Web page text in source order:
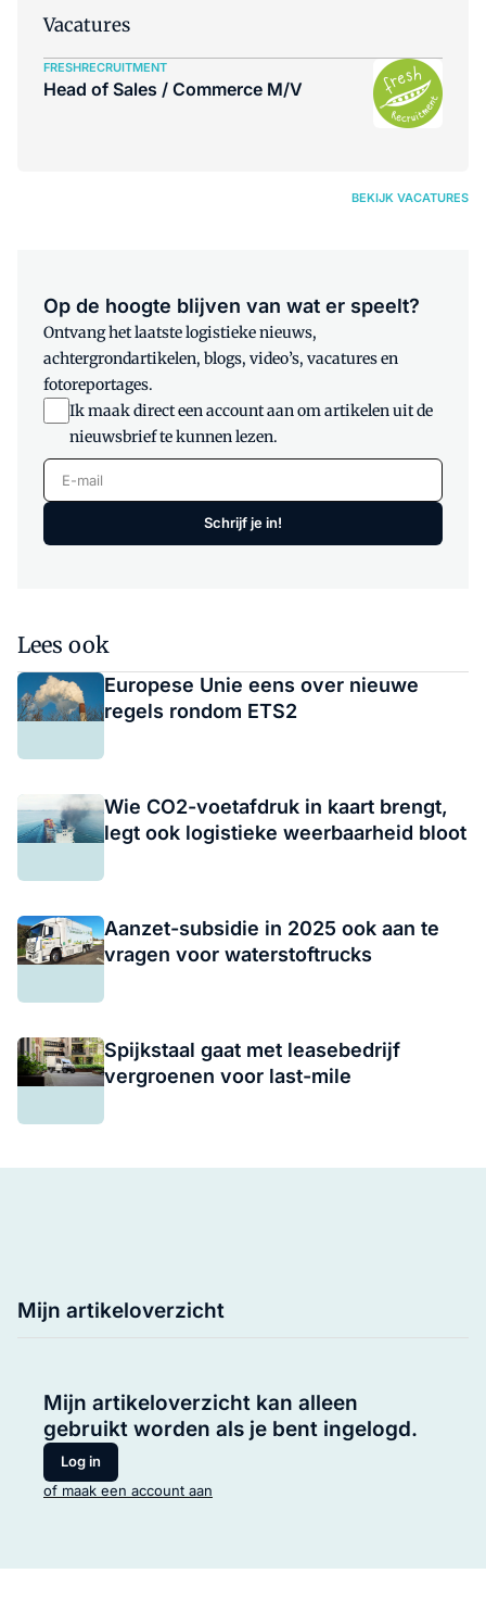
Vacatures
FRESHRECRUITMENT
Head of Sales / Commerce M/V
BEKIJK VACATURES
Op de hoogte blijven van wat er speelt?
Ontvang het laatste logistieke nieuws,
achtergrondartikelen, blogs, video’s, vacatures en
fotoreportages.
Ik maak direct een account aan om artikelen uit de
nieuwsbrief te kunnen lezen.
E-mail
Schrijf je in!
Lees ook
Europese Unie eens over nieuwe
regels rondom ETS2
Wie CO2-voetafdruk in kaart brengt,
legt ook logistieke weerbaarheid bloot
Aanzet-subsidie in 2025 ook aan te
vragen voor waterstoftrucks
Spijkstaal gaat met leasebedrijf
vergroenen voor last-mile
Mijn artikeloverzicht
Mijn artikeloverzicht kan alleen
gebruikt worden als je bent ingelogd.
Log in
of maak een account aan